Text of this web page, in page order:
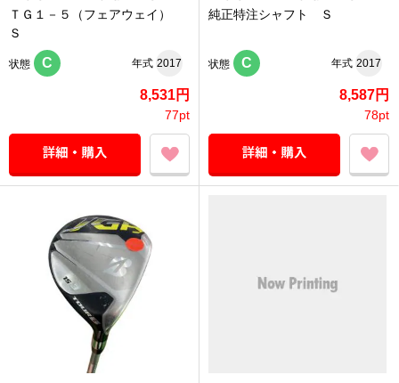
ＴＧ１－５（フェアウェイ）
Ｓ
状態 C 年式 2017
8,531円
77pt
純正特注シャフト Ｓ
状態 C 年式 2017
8,587円
78pt